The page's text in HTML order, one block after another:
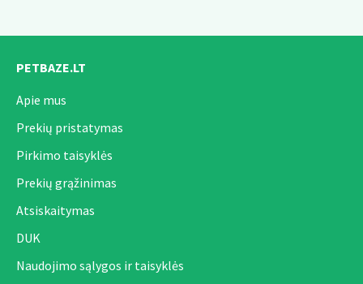
PETBAZE.LT
Apie mus
Prekių pristatymas
Pirkimo taisyklės
Prekių grąžinimas
Atsiskaitymas
DUK
Naudojimo sąlygos ir taisyklės